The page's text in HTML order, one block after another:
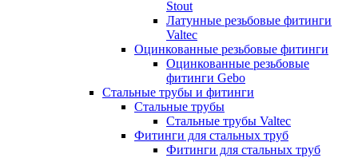
Stout
Латунные резьбовые фитинги
Valtec
Оцинкованные резьбовые фитинги
Оцинкованные резьбовые
фитинги Gebo
Стальные трубы и фитинги
Стальные трубы
Стальные трубы Valtec
Фитинги для стальных труб
Фитинги для стальных труб